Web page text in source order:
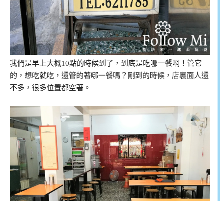
我們是早上大概10點的時候到了，到底是吃哪一餐啊！管它
的，想吃就吃，還管的著哪一餐嗎？剛到的時候，店裏面人還
不多，很多位置都空著。